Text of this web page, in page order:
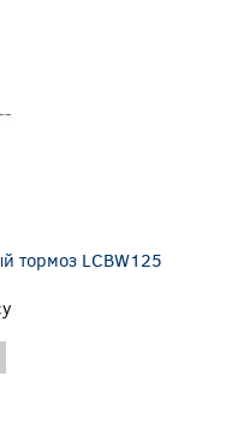
тормоз LCBW125